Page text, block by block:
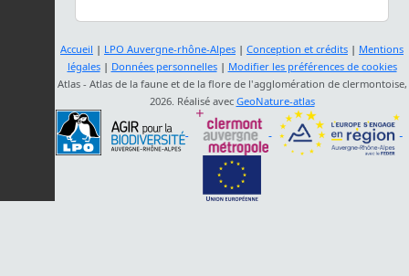
Accueil | LPO Auvergne-rhône-Alpes | Conception et crédits | Mentions
légales| Données personnelles| Modifier les préférences de cookies
Atlas - Atlas de la faune et de la flore de l'agglomération de clermontoise,
2026. Réalisé avec GeoNature-atlas